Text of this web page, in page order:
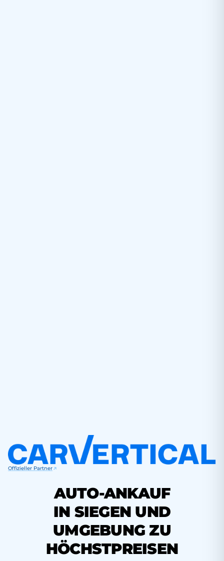
Offizieller Partner
AUTO-ANKAUF
IN SIEGEN UND
UMGEBUNG ZU
HÖCHSTPREISEN